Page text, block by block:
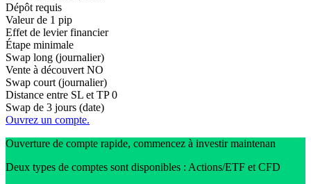
Dépôt requis
Valeur de 1 pip
Effet de levier financier
Étape minimale
Swap long (journalier)
Vente à découvert NO
Swap court (journalier)
Distance entre SL et TP 0
Swap de 3 jours (date)
Ouvrez un compte.
Ouverture de compte rapide, commencez à investir maintenan
Deux types de comptes sont disponibles : Actions/ETF et CFD